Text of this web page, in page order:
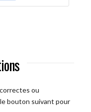
ou
bouton suivant pour